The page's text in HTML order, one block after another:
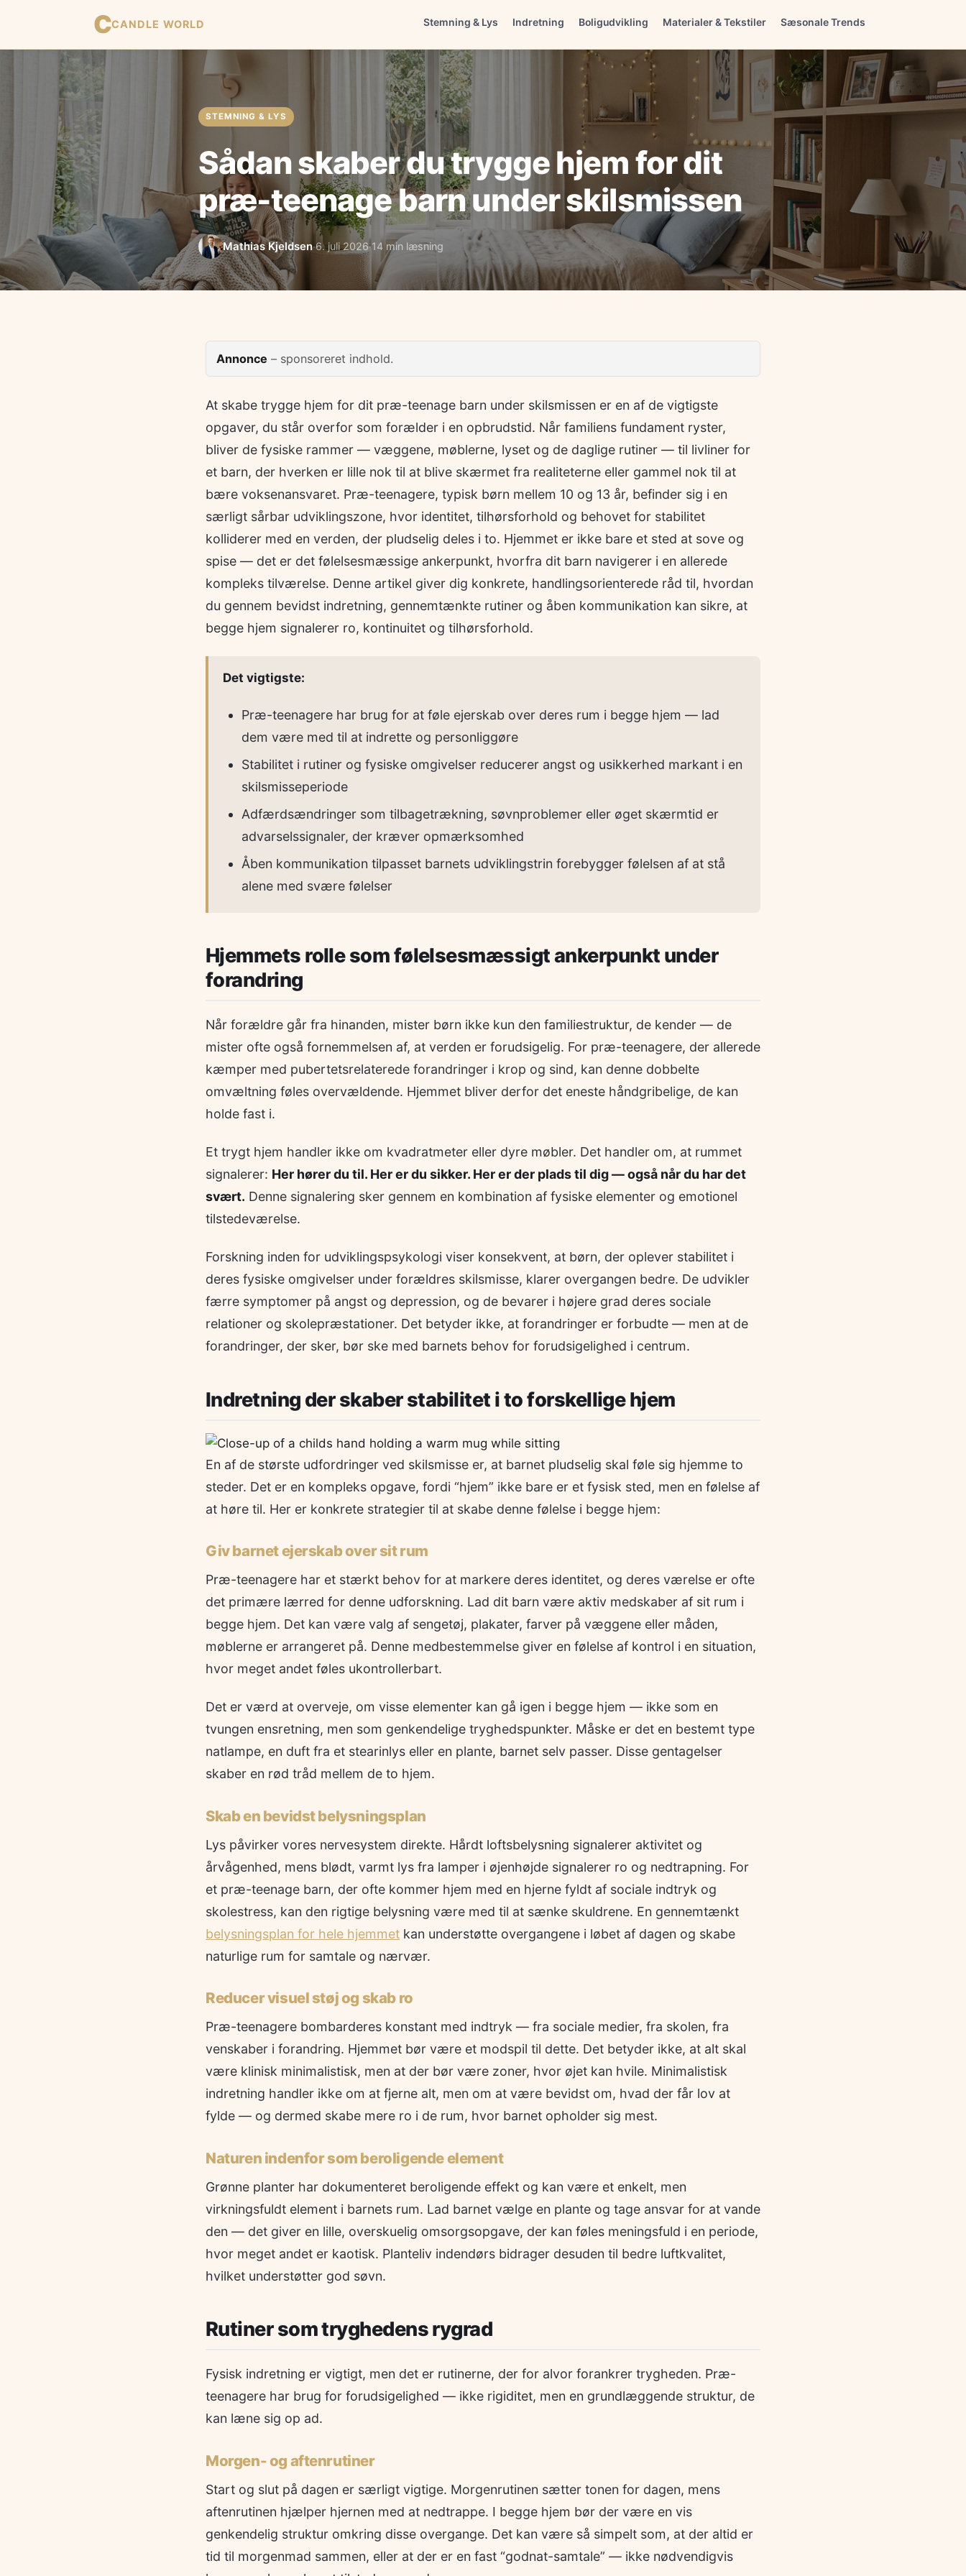
CCANDLE WORLD Stemning & Lys Indretning Boligudvikling Materialer & Tekstiler Sæsonale Trends
STEMNING & LYS
Sådan skaber du trygge hjem for dit
præ-teenage barn under skilsmissen
Mathias Kjeldsen·6. juli 2026·14 min læsning
Annonce – sponsoreret indhold.
At skabe trygge hjem for dit præ-teenage barn under skilsmissen er en af de vigtigste
opgaver, du står overfor som forælder i en opbrudstid. Når familiens fundament ryster,
bliver de fysiske rammer — væggene, møblerne, lyset og de daglige rutiner — til livliner for
et barn, der hverken er lille nok til at blive skærmet fra realiteterne eller gammel nok til at
bære voksenansvaret. Præ-teenagere, typisk børn mellem 10 og 13 år, befinder sig i en
særligt sårbar udviklingszone, hvor identitet, tilhørsforhold og behovet for stabilitet
kolliderer med en verden, der pludselig deles i to. Hjemmet er ikke bare et sted at sove og
spise — det er det følelsesmæssige ankerpunkt, hvorfra dit barn navigerer i en allerede
kompleks tilværelse. Denne artikel giver dig konkrete, handlingsorienterede råd til, hvordan
du gennem bevidst indretning, gennemtænkte rutiner og åben kommunikation kan sikre, at
begge hjem signalerer ro, kontinuitet og tilhørsforhold.
Det vigtigste:
Præ-teenagere har brug for at føle ejerskab over deres rum i begge hjem — lad
dem være med til at indrette og personliggøre
Stabilitet i rutiner og fysiske omgivelser reducerer angst og usikkerhed markant i en
skilsmisseperiode
Adfærdsændringer som tilbagetrækning, søvnproblemer eller øget skærmtid er
advarselssignaler, der kræver opmærksomhed
Åben kommunikation tilpasset barnets udviklingstrin forebygger følelsen af at stå
alene med svære følelser
Hjemmets rolle som følelsesmæssigt ankerpunkt under
forandring
Når forældre går fra hinanden, mister børn ikke kun den familiestruktur, de kender — de
mister ofte også fornemmelsen af, at verden er forudsigelig. For præ-teenagere, der allerede
kæmper med pubertetsrelaterede forandringer i krop og sind, kan denne dobbelte
omvæltning føles overvældende. Hjemmet bliver derfor det eneste håndgribelige, de kan
holde fast i.
Et trygt hjem handler ikke om kvadratmeter eller dyre møbler. Det handler om, at rummet
signalerer: Her hører du til. Her er du sikker. Her er der plads til dig — også når du har det
svært. Denne signalering sker gennem en kombination af fysiske elementer og emotionel
tilstedeværelse.
Forskning inden for udviklingspsykologi viser konsekvent, at børn, der oplever stabilitet i
deres fysiske omgivelser under forældres skilsmisse, klarer overgangen bedre. De udvikler
færre symptomer på angst og depression, og de bevarer i højere grad deres sociale
relationer og skolepræstationer. Det betyder ikke, at forandringer er forbudte — men at de
forandringer, der sker, bør ske med barnets behov for forudsigelighed i centrum.
Indretning der skaber stabilitet i to forskellige hjem
En af de største udfordringer ved skilsmisse er, at barnet pludselig skal føle sig hjemme to
steder. Det er en kompleks opgave, fordi “hjem” ikke bare er et fysisk sted, men en følelse af
at høre til. Her er konkrete strategier til at skabe denne følelse i begge hjem:
Giv barnet ejerskab over sit rum
Præ-teenagere har et stærkt behov for at markere deres identitet, og deres værelse er ofte
det primære lærred for denne udforskning. Lad dit barn være aktiv medskaber af sit rum i
begge hjem. Det kan være valg af sengetøj, plakater, farver på væggene eller måden,
møblerne er arrangeret på. Denne medbestemmelse giver en følelse af kontrol i en situation,
hvor meget andet føles ukontrollerbart.
Det er værd at overveje, om visse elementer kan gå igen i begge hjem — ikke som en
tvungen ensretning, men som genkendelige tryghedspunkter. Måske er det en bestemt type
natlampe, en duft fra et stearinlys eller en plante, barnet selv passer. Disse gentagelser
skaber en rød tråd mellem de to hjem.
Skab en bevidst belysningsplan
Lys påvirker vores nervesystem direkte. Hårdt loftsbelysning signalerer aktivitet og
årvågenhed, mens blødt, varmt lys fra lamper i øjenhøjde signalerer ro og nedtrapning. For
et præ-teenage barn, der ofte kommer hjem med en hjerne fyldt af sociale indtryk og
skolestress, kan den rigtige belysning være med til at sænke skuldrene. En gennemtænkt
belysningsplan for hele hjemmet kan understøtte overgangene i løbet af dagen og skabe
naturlige rum for samtale og nærvær.
Reducer visuel støj og skab ro
Præ-teenagere bombarderes konstant med indtryk — fra sociale medier, fra skolen, fra
venskaber i forandring. Hjemmet bør være et modspil til dette. Det betyder ikke, at alt skal
være klinisk minimalistisk, men at der bør være zoner, hvor øjet kan hvile. Minimalistisk
indretning handler ikke om at fjerne alt, men om at være bevidst om, hvad der får lov at
fylde — og dermed skabe mere ro i de rum, hvor barnet opholder sig mest.
Naturen indenfor som beroligende element
Grønne planter har dokumenteret beroligende effekt og kan være et enkelt, men
virkningsfuldt element i barnets rum. Lad barnet vælge en plante og tage ansvar for at vande
den — det giver en lille, overskuelig omsorgsopgave, der kan føles meningsfuld i en periode,
hvor meget andet er kaotisk. Planteliv indendørs bidrager desuden til bedre luftkvalitet,
hvilket understøtter god søvn.
Rutiner som tryghedens rygrad
Fysisk indretning er vigtigt, men det er rutinerne, der for alvor forankrer trygheden. Præ-
teenagere har brug for forudsigelighed — ikke rigiditet, men en grundlæggende struktur, de
kan læne sig op ad.
Morgen- og aftenrutiner
Start og slut på dagen er særligt vigtige. Morgenrutinen sætter tonen for dagen, mens
aftenrutinen hjælper hjernen med at nedtrappe. I begge hjem bør der være en vis
genkendelig struktur omkring disse overgange. Det kan være så simpelt som, at der altid er
tid til morgenmad sammen, eller at der er en fast “godnat-samtale” — ikke nødvendigvis